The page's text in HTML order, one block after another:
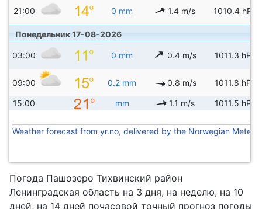
21:00 0 mm 1.4 m/s 1010.4 hPa
Понедельник 17-08-2026
03:00 0 mm 0.4 m/s 1011.3 hPa
09:00 0.2 mm 0.8 m/s 1011.8 hPa
15:00 mm 1.1 m/s 1011.5 hPa
Weather forecast from yr.no, delivered by the Norwegian
Погода Пашозеро Тихвинский район
Ленинградская область на 3 дня, на неделю, на 10
дней, на 14 дней почасовой точный прогноз погоды